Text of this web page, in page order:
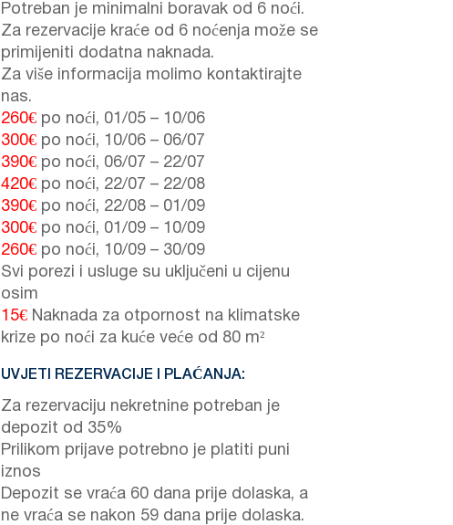
Potreban je minimalni boravak od 6 noći.
Za rezervacije kraće od 6 noćenja može se
primijeniti dodatna naknada.
Za više informacija molimo kontaktirajte
nas.
260€ po noći, 01/05 – 10/06
300€ po noći, 10/06 – 06/07
390€ po noći, 06/07 – 22/07
420€ po noći, 22/07 – 22/08
390€ po noći, 22/08 – 01/09
300€ po noći, 01/09 – 10/09
260€ po noći, 10/09 – 30/09
Svi porezi i usluge su uključeni u cijenu
osim
15€ Naknada za otpornost na klimatske
krize po noći za kuće veće od 80 m²
UVJETI REZERVACIJE I PLAĆANJA:
Za rezervaciju nekretnine potreban je
depozit od 35%
Prilikom prijave potrebno je platiti puni
iznos
Depozit se vraća 60 dana prije dolaska, a
ne vraća se nakon 59 dana prije dolaska.